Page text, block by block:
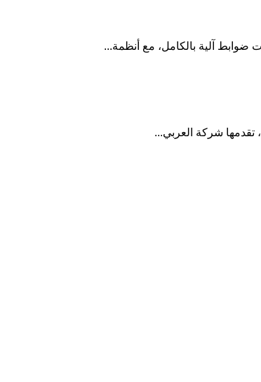
ضوابط آلية بالكامل، مع أنظمة...
تقدمها شركة العربي...